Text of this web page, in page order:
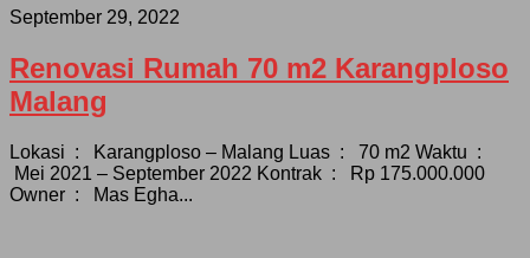
September 29, 2022
Renovasi Rumah 70 m2 Karangploso
Malang
Lokasi : Karangploso – Malang Luas : 70 m2 Waktu :
Mei 2021 – September 2022 Kontrak : Rp 175.000.000
Owner : Mas Egha...